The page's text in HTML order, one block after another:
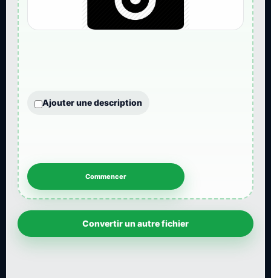
Ajouter une description
Convertir un autre fichier